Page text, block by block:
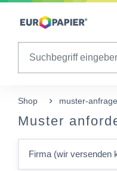
Table Of Content
Shop muster-anfrage
Muster
Firma (wir versenden